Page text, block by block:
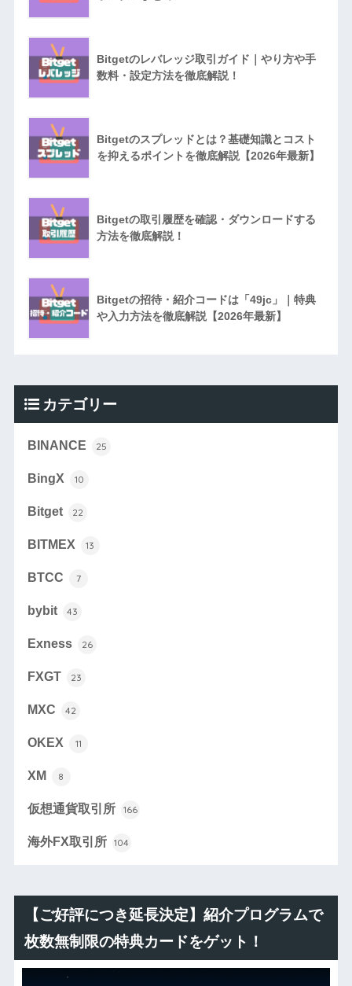
Bitgetのレバレッジ取引ガイド｜やり方や手
数料・設定方法を徹底解説！
Bitgetのスプレッドとは？基礎知識とコスト
を抑えるポイントを徹底解説【2026年最新】
Bitgetの取引履歴を確認・ダウンロードする
方法を徹底解説！
Bitgetの招待・紹介コードは「49jc」｜特典
や入力方法を徹底解説【2026年最新】
カテゴリー
BINANCE 25
BingX 10
Bitget 22
BITMEX 13
BTCC 7
bybit 43
Exness 26
FXGT 23
MXC 42
OKEX 11
XM 8
仮想通貨取引所 166
海外FX取引所 104
【ご好評につき延長決定】紹介プログラムで
枚数無制限の特典カードをゲット！